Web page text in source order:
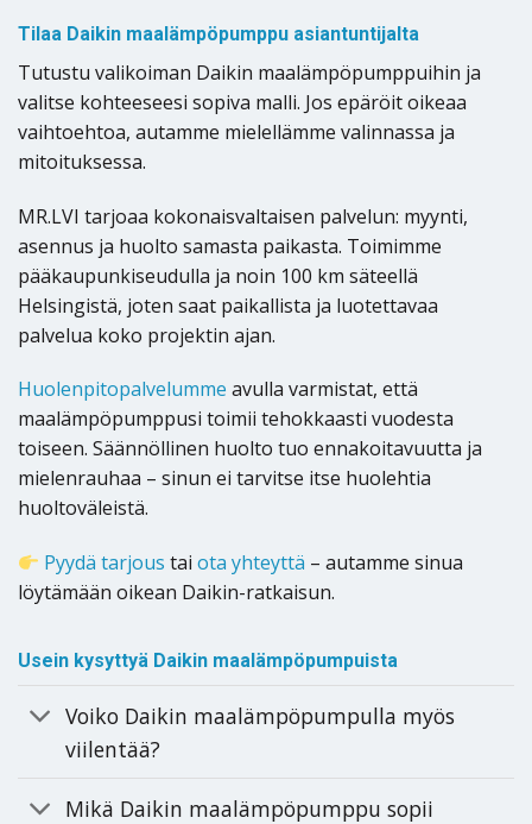
Tilaa Daikin maalämpöpumppu asiantuntijalta
Tutustu valikoiman Daikin maalämpöpumppuihin ja
valitse kohteeseesi sopiva malli. Jos epäröit oikeaa
vaihtoehtoa, autamme mielellämme valinnassa ja
mitoituksessa.
MR.LVI tarjoaa kokonaisvaltaisen palvelun: myynti,
asennus ja huolto samasta paikasta. Toimimme
pääkaupunkiseudulla ja noin 100 km säteellä
Helsingistä, joten saat paikallista ja luotettavaa
palvelua koko projektin ajan.
Huolenpitopalvelumme avulla varmistat, että
maalämpöpumppusi toimii tehokkaasti vuodesta
toiseen. Säännöllinen huolto tuo ennakoitavuutta ja
mielenrauhaa – sinun ei tarvitse itse huolehtia
huoltoväleistä.
Pyydä tarjous taiota yhteyttä – autamme sinua
löytämään oikean Daikin-ratkaisun.
Usein kysyttyä Daikin maalämpöpumpuista
Voiko Daikin maalämpöpumpulla myös
viilentää?
Mikä Daikin maalämpöpumppu sopii